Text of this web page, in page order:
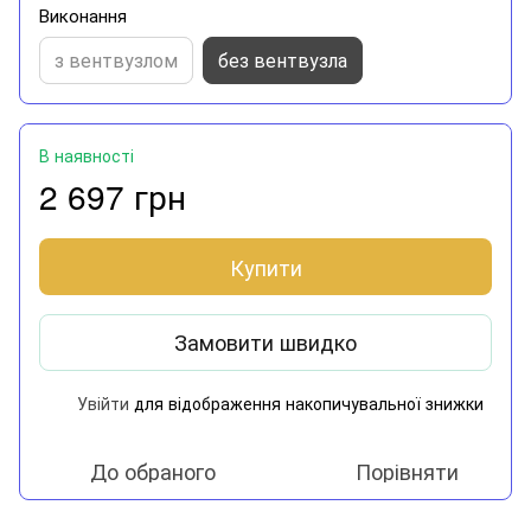
Виконання
з вентвузлом без вентвузла
В наявності
2 697 грн
Купити
Замовити швидко
Увійти для відображення накопичувальної знижки
До обраного Порівняти